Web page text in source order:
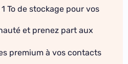
To de stockage pour vos
et prenez part aux
premium à vos contacts